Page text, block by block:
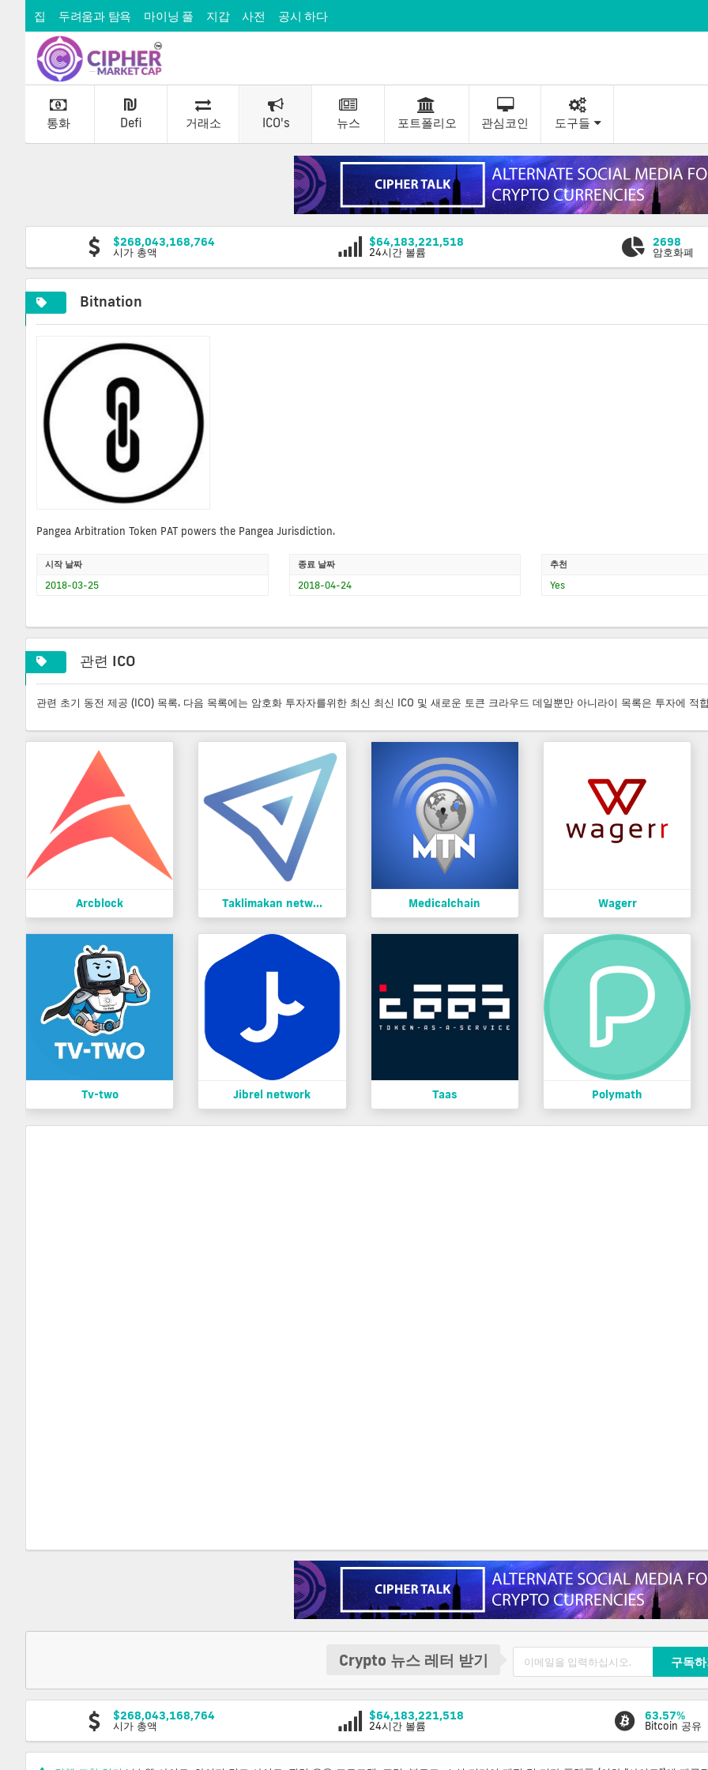
집 두려움과 탐욕 마이닝 풀 지갑 사전 공시 하다
통화 Defi 거래소 ICO's 뉴스 포트폴리오 관심코인 도구들
$268,043,168,764
시가 총액
$64,183,221,518
24시간 볼륨
2698
암호화폐
Bitnation
Pangea Arbitration Token PAT powers the Pangea Jurisdiction.
시작 날짜
2018-03-25
종료 날짜
2018-04-24
추천
Yes
관련 ICO
관련 초기 동전 제공 (ICO) 목록. 다음 목록에는 암호화 투자자를위한 최신 최신 ICO 및 새로운 토큰 크라우드 데일뿐만 아니라이 목록은 투자에
Arcblock Taklimakan netw... Medicalchain Wagerr
Tv-two Jibrel network Taas Polymath
Crypto 뉴스 레터 받기 구독
$268,043,168,764
시가 총액
$64,183,221,518
24시간 볼륨
63.57%
Bitcoin 공유